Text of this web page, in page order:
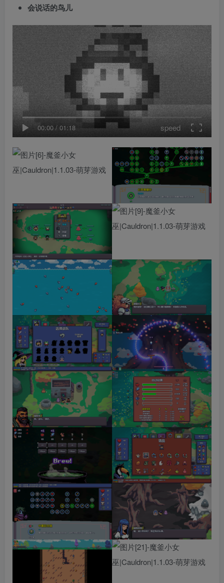
会说话的鸟儿
00:00 / 01:18 speed